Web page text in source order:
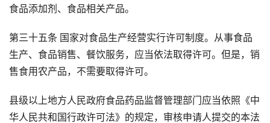
食品添加剂、食品相关产品。
第三十五条 国家对食品生产经营实行许可制度。从事食品
生产、食品销售、餐饮服务，应当依法取得许可。但是，销
售食用农产品，不需要取得许可。
县级以上地方人民政府食品药品监督管理部门应当依照《中
华人民共和国行政许可法》的规定，审核申请人提交的本法